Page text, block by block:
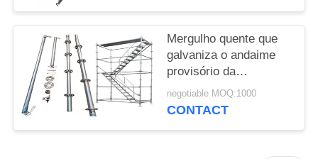
Mergulho quente que
galvaniza o andaime
provisório da
construção de sistema
do andaime de
negotiable MOQ:1000
CONTACT